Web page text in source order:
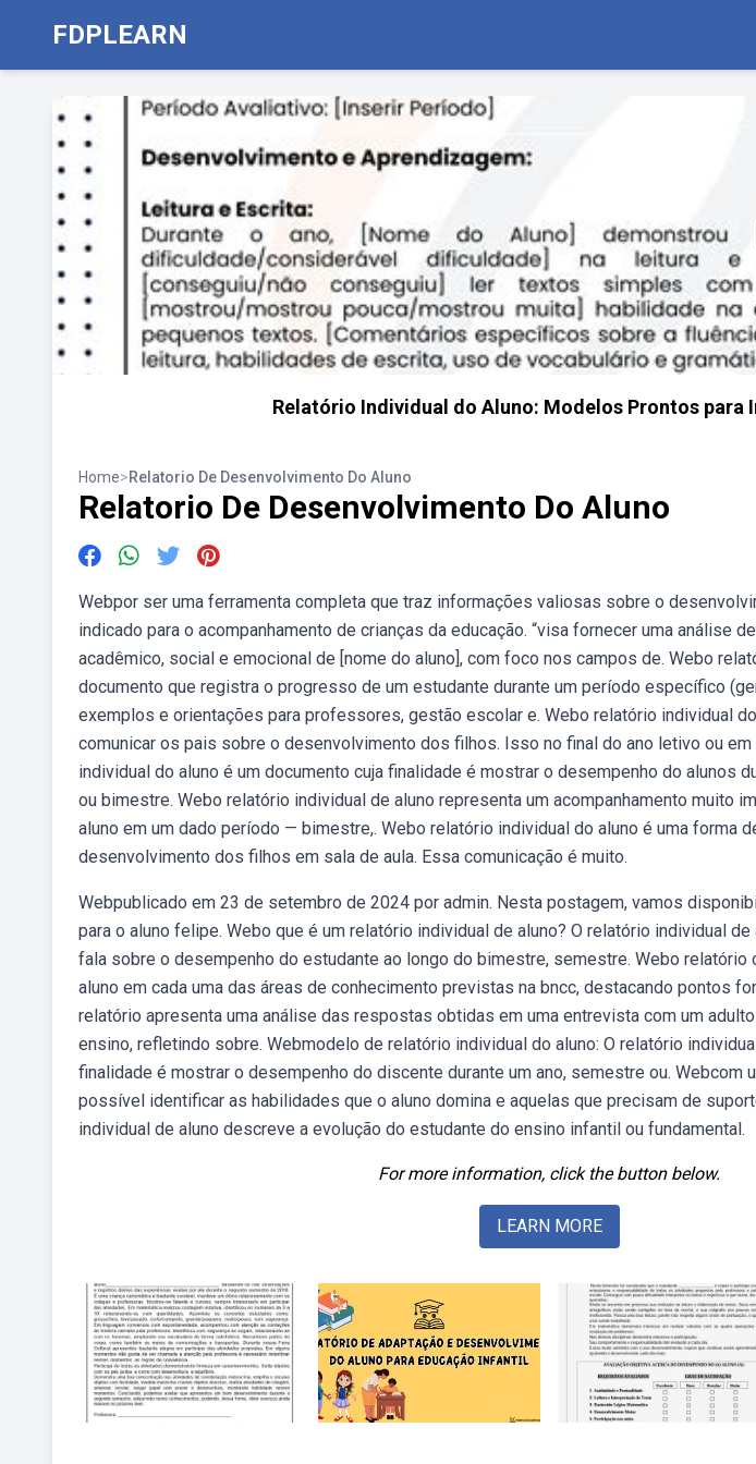
FDPLEARN
Relatório Individual do Aluno: Modelos Prontos para
Home>Relatorio De Desenvolvimento Do Aluno
Relatorio De Desenvolvimento Do Aluno
Webpor ser uma ferramenta completa que traz informações valiosas sobre o
indicado para o acompanhamento de crianças da educação. “visa fornecer uma análise
acadêmico, social e emocional de [nome do aluno], com foco nos campos de. Webo
documento que registra o progresso de um estudante durante um período específico
exemplos e orientações para professores, gestão escolar e. Webo relatório individual
comunicar os pais sobre o desenvolvimento dos filhos. Isso no final do ano letivo ou em
individual do aluno é um documento cuja finalidade é mostrar o desempenho do alunos
ou bimestre. Webo relatório individual de aluno representa um acompanhamento muito
aluno em um dado período — bimestre,. Webo relatório individual do aluno é uma forma
desenvolvimento dos filhos em sala de aula. Essa comunicação é muito.
Webpublicado em 23 de setembro de 2024 por admin. Nesta postagem, vamos
para o aluno felipe. Webo que é um relatório individual de aluno? O relatório individual
fala sobre o desempenho do estudante ao longo do bimestre, semestre. Webo relatório
aluno em cada uma das áreas de conhecimento previstas na bncc, destacando pontos
relatório apresenta uma análise das respostas obtidas em uma entrevista com um
ensino, refletindo sobre. Webmodelo de relatório individual do aluno: O relatório
finalidade é mostrar o desempenho do discente durante um ano, semestre ou. Webcom
possível identificar as habilidades que o aluno domina e aquelas que precisam de
individual de aluno descreve a evolução do estudante do ensino infantil ou fundamental.
For more information, click the button below.
LEARN MORE